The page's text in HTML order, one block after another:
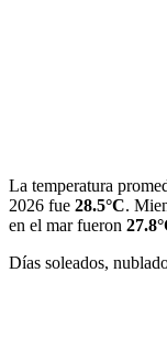
La temperatura
2026 fue 28.5°C.
en el mar fueron
Días soleados,